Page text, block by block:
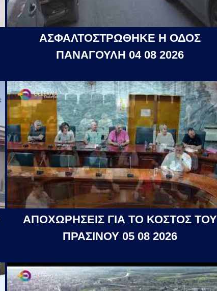
ΑΣΦΑΛΤΟΣΤΡΩΘΗΚΕ Η ΟΔΟΣ
ΠΑΝΑΓΟΥΛΗ 04 08 2026
ΑΠΟΧΩΡΗΣΕΙΣ ΓΙΑ ΤΟ ΚΟΣΤΟΣ ΤΟΥ
ΠΡΑΣΙΝΟΥ 05 08 2026